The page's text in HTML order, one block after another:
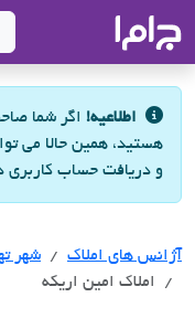
- سامانه
اطلاعیه! اگر شما
هستید، همین حالا می
و دریافت حساب کاربری
آژانس های املاک شهر
املاک امین اریکه